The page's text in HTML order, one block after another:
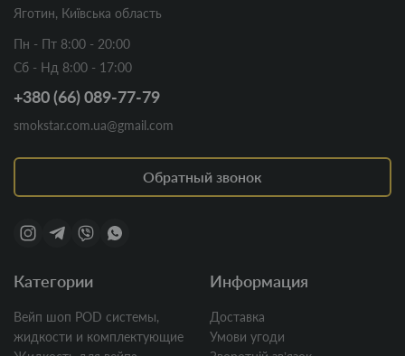
Яготин, Київська область
Пн - Пт 8:00 - 20:00
Сб - Нд 8:00 - 17:00
+380 (66) 089-77-79
smokstar.com.ua@gmail.com
Обратный звонок
Категории
Вейп шоп POD системы,
жидкости и комплектующие
Информация
Доставка
Умови угоди